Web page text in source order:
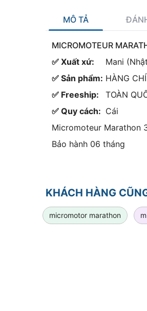
MÔ TẢ
MICROMOTEUR
✅ Xuất xứ:
Mani
✅ Sản phẩm: HÀNG
✅ Freeship:
TOÀN
✅ Quy cách: Cái
Micromoteur Marathon
Bảo hành 06 tháng
KHÁCH HÀNG
micromotor marathon